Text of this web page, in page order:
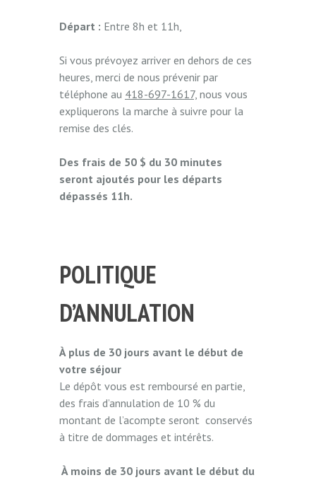
Départ : Entre 8h et 11h,
Si vous prévoyez arriver en dehors de ces
heures, merci de nous prévenir par
téléphone au 418-697-1617, nous vous
expliquerons la marche à suivre pour la
remise des clés.
Des frais de 50 $ du 30 minutes
seront ajoutés pour les départs
dépassés 11h.
POLITIQUE
D’ANNULATION
À plus de 30 jours avant le début de
votre séjour
Le dépôt vous est remboursé en partie,
des frais d’annulation de 10 % du
montant de l’acompte seront conservés
à titre de dommages et intérêts.
À moins de 30 jours avant le début du